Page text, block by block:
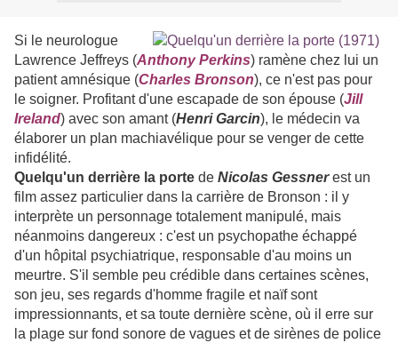
Si le neurologue
Lawrence Jeffreys (Anthony Perkins) ramène chez lui un
patient amnésique (Charles Bronson), ce n'est pas pour
le soigner. Profitant d'une escapade de son épouse (Jill
Ireland) avec son amant (Henri Garcin), le médecin va
élaborer un plan machiavélique pour se venger de cette
infidélité.
Quelqu'un derrière la porte de Nicolas Gessnerest un
film assez particulier dans la carrière de Bronson : il y
interprète un personnage totalement manipulé, mais
néanmoins dangereux : c'est un psychopathe échappé
d'un hôpital psychiatrique, responsable d'au moins un
meurtre. S'il semble peu crédible dans certaines scènes,
son jeu, ses regards d'homme fragile et naïf sont
impressionnants, et sa toute dernière scène, où il erre sur
la plage sur fond sonore de vagues et de sirènes de police